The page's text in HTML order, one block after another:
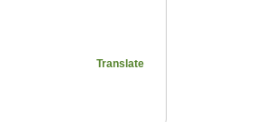
Translate